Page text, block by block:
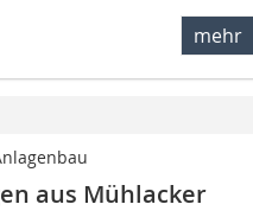
mehr
aus Mühlacker